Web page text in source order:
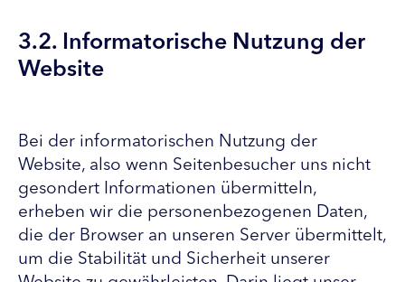
3.2. Informatorische Nutzung der
Website
Bei der informatorischen Nutzung der
Website, also wenn Seitenbesucher uns nicht
gesondert Informationen übermitteln,
erheben wir die personenbezogenen Daten,
die der Browser an unseren Server übermittelt,
um die Stabilität und Sicherheit unserer